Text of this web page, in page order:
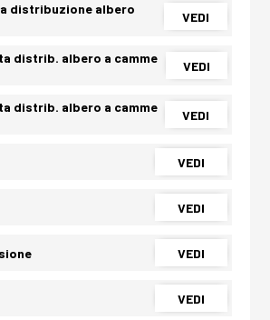
distribuzione albero
VEDI
distrib. albero a camme
VEDI
distrib. albero a camme
VEDI
VEDI
VEDI
VEDI
VEDI